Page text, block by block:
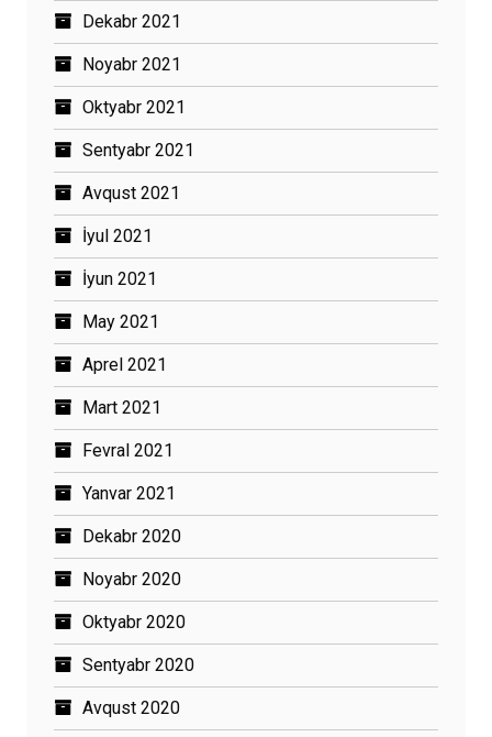
Dekabr 2021
Noyabr 2021
Oktyabr 2021
Sentyabr 2021
Avqust 2021
İyul 2021
İyun 2021
May 2021
Aprel 2021
Mart 2021
Fevral 2021
Yanvar 2021
Dekabr 2020
Noyabr 2020
Oktyabr 2020
Sentyabr 2020
Avqust 2020